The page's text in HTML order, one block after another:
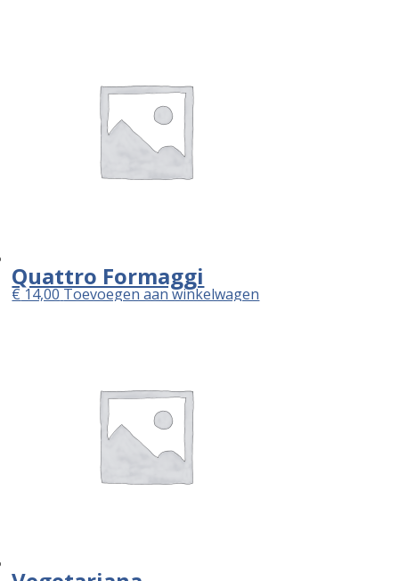
Quattro Formaggi
€14,00Toevoegen aan winkelwagen